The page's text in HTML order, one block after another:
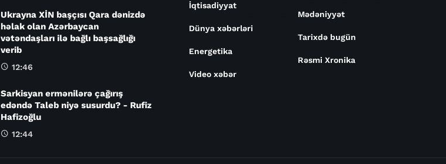
Ukrayna XİN başçısı Qara dənizdə
həlak olan Azərbaycan
vətəndaşları ilə bağlı başsağlığı
verib
12:46
Sarkisyan ermənilərə çağırış
edəndə Taleb niyə susurdu? - Rufiz
Hafizoğlu
12:44
İqtisadiyyat
Dünya xəbərləri
Energetika
Video xəbər
Mədəniyyət
Tarixdə bugün
Rəsmi Xronika